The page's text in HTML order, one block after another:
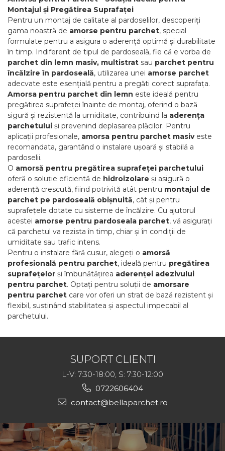
Montajul și Pregătirea Suprafaței
Pentru un montaj de calitate al pardoselilor, descoperiți
gama noastră de amorse pentru parchet, special
formulate pentru a asigura o aderență optimă și durabilitate
în timp. Indiferent de tipul de pardoseală, fie că e vorba de
parchet din lemn masiv, multistrat sau parchet pentru
încălzire în pardoseală, utilizarea unei amorse parchet
adecvate este esențială pentru a pregăti corect suprafața.
Amorsa pentru parchet din lemn este ideală pentru
pregătirea suprafeței înainte de montaj, oferind o bază
sigură și rezistentă la umiditate, contribuind la aderența
parchetului și prevenind deplasarea plăcilor. Pentru
aplicații profesionale, amorsa pentru parchet masiveste
recomandata, garantând o instalare ușoară și stabilă a
pardoselii.
O amorsă pentru pregătirea suprafeței parchetului
oferă o soluție eficientă de hidroizolare și asigură o
aderență crescută, fiind potrivită atât pentru montajul de
parchet pe pardoseală obișnuită, cât și pentru
suprafețele dotate cu sisteme de încălzire. Cu ajutorul
acestei amorse pentru pardoseala parchet, vă asigurați
că parchetul va rezista în timp, chiar și în condiții de
umiditate sau trafic intens.
Pentru o instalare fără cusur, alegeți o amorsă
profesională pentru parchet, ideală pentru pregătirea
suprafețelor și îmbunătățirea aderenței adezivului
pentru parchet. Optați pentru soluții de amorsare
pentru parchet care vor oferi un strat de bază rezistent și
flexibil, susținând stabilitatea și aspectul impecabil al
parchetului.
SUPORT CLIENTI
L-V: 7:30-18:00, S: 7:30-12:00
0722606404
contact@bellaparchet.ro